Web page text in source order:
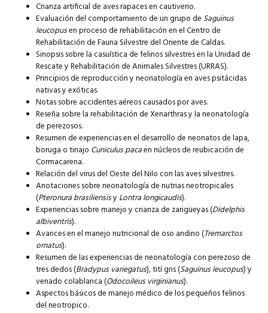
Crianza artificial de aves rapaces en cautiverio.
Evaluación del comportamiento de un grupo de Saguinus
leucopusen proceso de rehabilitación en el Centro de
Rehabilitación de Fauna Silvestre del Oriente de Caldas.
Sinopsis sobre la casuística de felinos silvestres en la Unidad de
Rescate y Rehabilitación de Animales Silvestres (URRAS).
Principios de reproducción y neonatología en aves psitácidas
nativas y exóticas.
Notas sobre accidentes aéreos causados por aves.
Reseña sobre la rehabilitación de Xenarthras y la neonatología
de perezosos.
Resumen de experiencias en el desarrollo de neonatos de lapa,
boruga o tinajo Cuniculus pacaen núcleos de reubicación de
Cormacarena.
Relación del virus del Oeste del Nilo con las aves silvestres.
Anotaciones sobre neonatología de nutrias neotropicales
(Pteronura brasiliensisy Lontra longicaudis).
Experiencias sobre manejo y crianza de zarigüeyas (Didelphis
albiventris).
Avances en el manejo nutricional de oso andino (Tremarctos
ornatus).
Resumen de las experiencias de neonatología con perezoso de
tres dedos (Bradypus variegatus), tití gris (Saguinus leucopus) y
venado colablanca (Odocoileus virginianus).
Aspectos básicos de manejo médico de los pequeños felinos
del neotropico.